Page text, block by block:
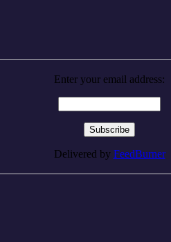
Enter your email address:
Delivered by FeedBurner